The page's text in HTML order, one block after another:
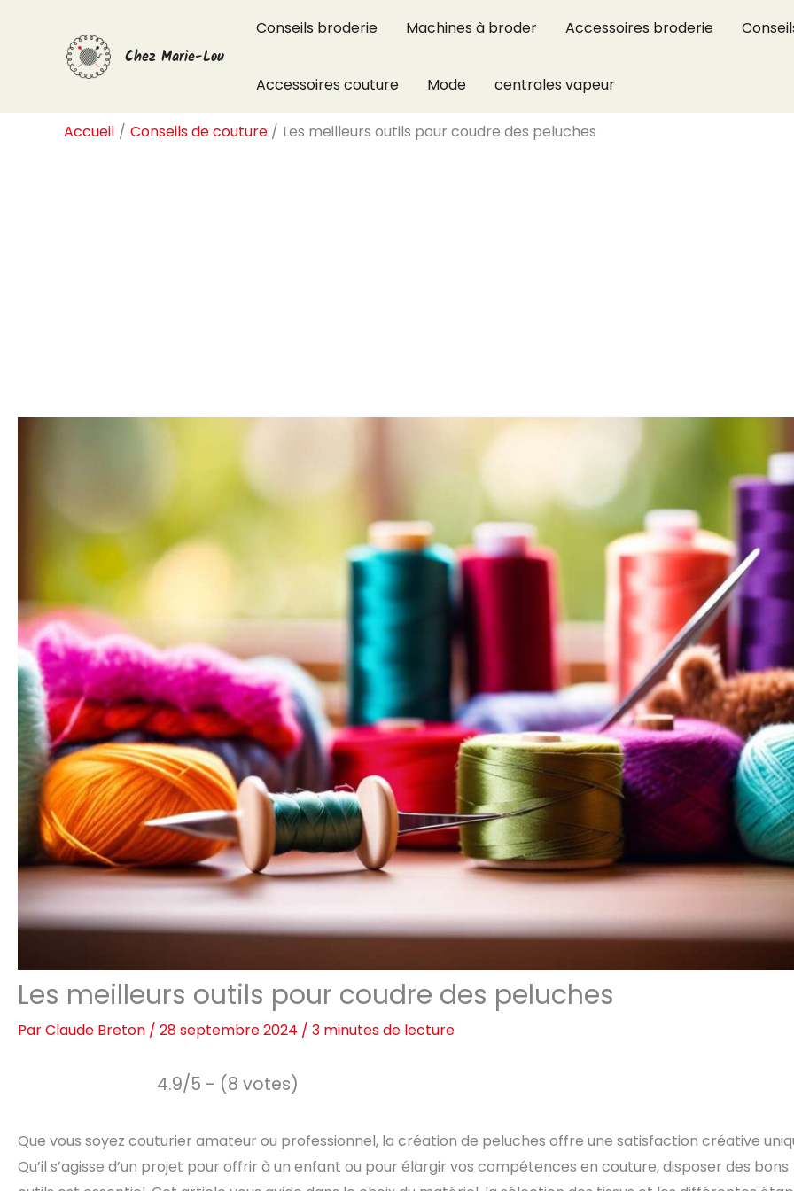
Chez Marie-Lou
Conseils broderie Machines à broder Accessoires broderie
Accessoires couture Mode centrales vapeur
Accueil Conseils de couture Les meilleurs outils pour coudre des peluches
Les meilleurs outils pour coudre des peluches
ParClaude Breton / 28 septembre 2024 / 3 minutes de lecture
4.9/5 - (8 votes)
Que vous soyez couturier amateur ou professionnel, la création de peluches offre une satisfaction créative
Qu’il s’agisse d’un projet pour offrir à un enfant ou pour élargir vos compétences en couture, disposer des bons